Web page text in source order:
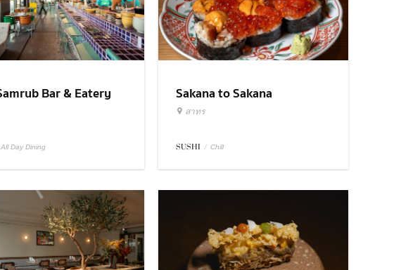
Bar & Eatery
All Day Dining
Sakana to Sakana
สาทร
SUSHI / Chill